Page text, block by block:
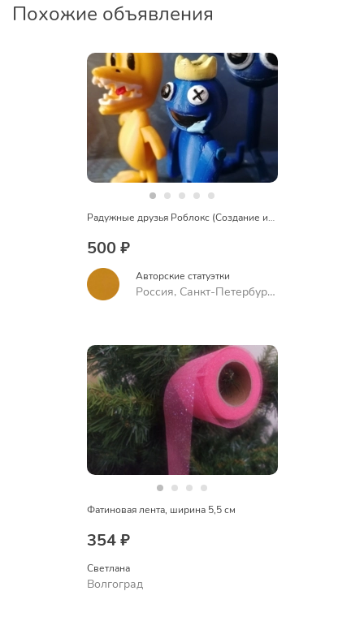
Похожие объявления
Радужные друзья Роблокс (Создание игровых фигурок)
500 ₽
Авторские статуэтки
Россия, Санкт-Петербург,
Фатиновая лента, ширина 5,5 см
354 ₽
Светлана
Волгоград